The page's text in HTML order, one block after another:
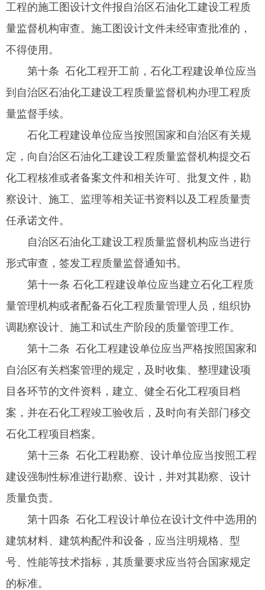
工程的施工图设计文件报自治区石油化工建设工程质
量监督机构审查。施工图设计文件未经审查批准的，
不得使用。
第十条 石化工程开工前，石化工程建设单位应当
到自治区石油化工建设工程质量监督机构办理工程质
量监督手续。
石化工程建设单位应当按照国家和自治区有关规
定，向自治区石油化工建设工程质量监督机构提交石
化工程核准或者备案文件和相关许可、批复文件，勘
察设计、施工、监理等相关证书资料以及工程质量责
任承诺文件。
自治区石油化工建设工程质量监督机构应当进行
形式审查，签发工程质量监督通知书。
第十一条 石化工程建设单位应当建立石化工程质
量管理机构或者配备石化工程质量管理人员，组织协
调勘察设计、施工和试生产阶段的质量管理工作。
第十二条 石化工程建设单位应当严格按照国家和
自治区有关档案管理的规定，及时收集、整理建设项
目各环节的文件资料，建立、健全石化工程项目档
案，并在石化工程竣工验收后，及时向有关部门移交
石化工程项目档案。
第十三条 石化工程勘察、设计单位应当按照工程
建设强制性标准进行勘察、设计，并对其勘察、设计
质量负责。
第十四条 石化工程设计单位在设计文件中选用的
建筑材料、建筑构配件和设备，应当注明规格、型
号、性能等技术指标，其质量要求应当符合国家规定
的标准。